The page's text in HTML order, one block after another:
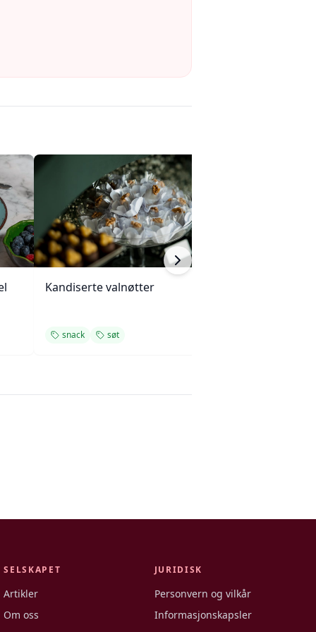
Kandiserte valnøtter
snack søt
SELSKAPET
Artikler
Om oss
JURIDISK
Personvern og vilkår
Informasjonskapsler